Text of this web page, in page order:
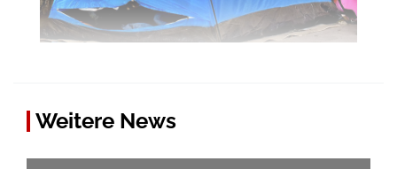
Weitere News